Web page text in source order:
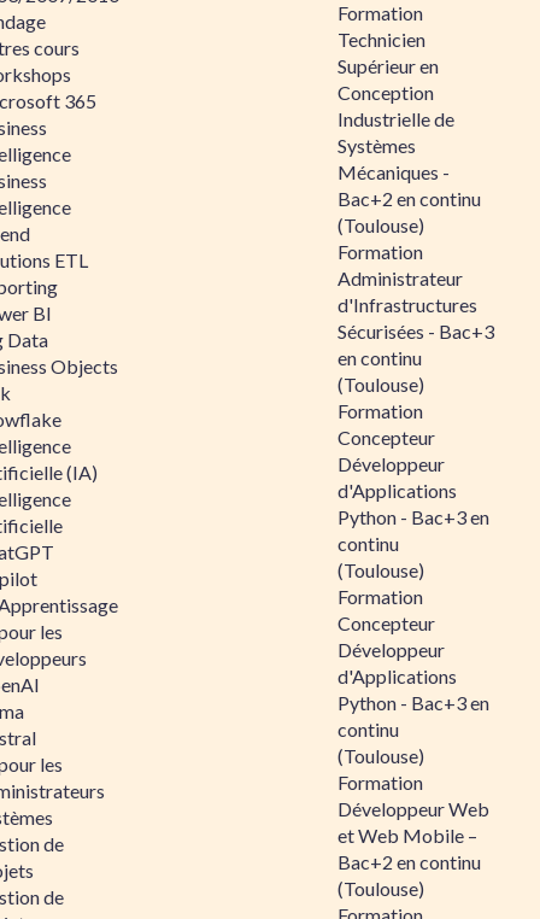
cours
365
ETL
BI
Data
Objects
(IA)
les
les
de
de
Formation
Technicien
Supérieur en
Conception
Industrielle de
Systèmes
Mécaniques -
Bac+2 en continu
(Toulouse)
Formation
Administrateur
d'Infrastructures
Sécurisées - Bac+3
en continu
(Toulouse)
Formation
Concepteur
Développeur
d'Applications
Python - Bac+3 en
continu
(Toulouse)
Formation
Concepteur
Développeur
d'Applications
Python - Bac+3 en
continu
(Toulouse)
Formation
Développeur Web
et Web Mobile –
Bac+2 en continu
(Toulouse)